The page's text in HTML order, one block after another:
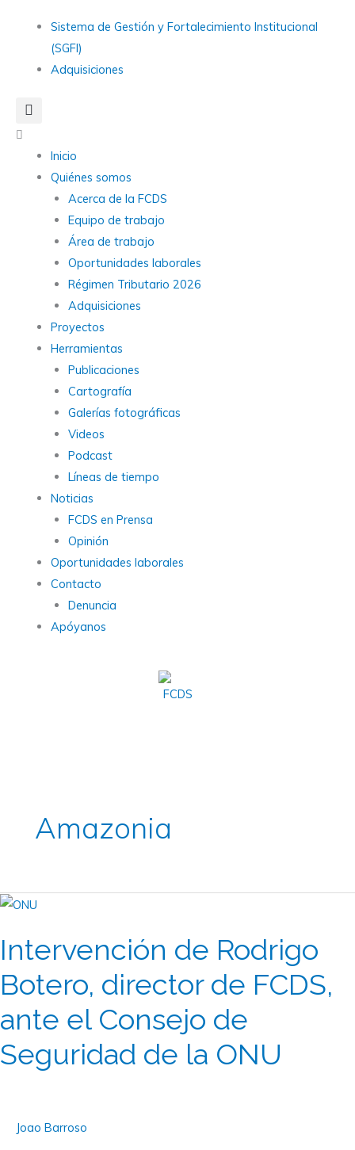
contenido
Main
Sistema de Gestión y Fortalecimiento Institucional
(SGFI)
Adquisiciones
Main
Menu
Inicio
Quiénes somos
Acerca de la FCDS
Equipo de trabajo
Área de trabajo
Oportunidades laborales
Régimen Tributario 2026
Adquisiciones
Proyectos
Herramientas
Publicaciones
Cartografía
Galerías fotográficas
Videos
Podcast
Líneas de tiempo
Noticias
FCDS en Prensa
Opinión
Oportunidades laborales
Contacto
Denuncia
Apóyanos
Amazonia
Intervención de Rodrigo
Botero, director de FCDS,
ante el Consejo de
Seguridad de la ONU
Joao Barroso
Intervención
Rodrigo
director
FCDS,
ante
Seguridad